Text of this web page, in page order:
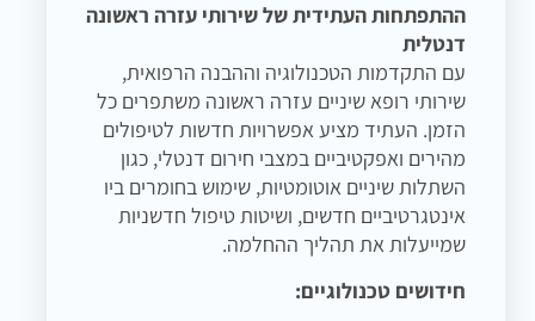
ההתפתחות העתידית של שירותי עזרה ראשונה
דנטלית
עם התקדמות הטכנולוגיה וההבנה הרפואית,
שירותי רופא שיניים עזרה ראשונה משתפרים כל
הזמן. העתיד מציע אפשרויות חדשות לטיפולים
מהירים ואפקטיביים במצבי חירום דנטלי, כגון
השתלות שיניים אוטומטיות, שימוש בחומרים ביו
אינטגרטיביים חדשים, ושיטות טיפול חדשניות
שמייעלות את תהליך ההחלמה.
חידושים טכנולוגיים: